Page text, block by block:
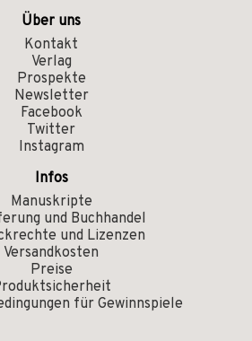
Über uns
Kontakt
Verlag
Prospekte
Newsletter
Facebook
Twitter
Instagram
Infos
Manuskripte
und Buchhandel
und Lizenzen
Versandkosten
Preise
für Gewinnspiele